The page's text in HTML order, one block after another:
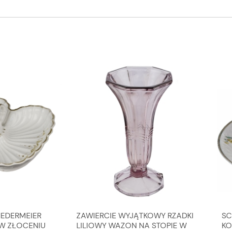
ZŁOCENIU
ZAWIERCIE WYJĄTKOWY RZADKI
LILIOWY WAZON NA STOPIE W